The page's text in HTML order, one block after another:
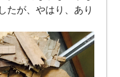
が、やはり、あり